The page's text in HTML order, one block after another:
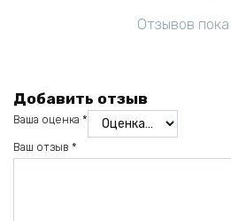
Отзывов пока
Добавить отзыв
Ваша оценка *
Ваш отзыв *